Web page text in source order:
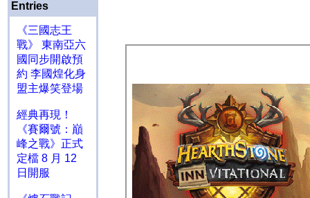
Entries
《三國志王
戰》 東南亞六
國同步開啟預
約 李國煌化身
盟主爆笑登場
經典再現！
《賽爾號：巔
峰之戰》正式
定檔 8 月 12
日開服